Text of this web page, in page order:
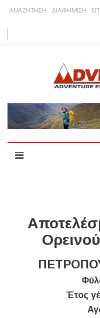
ΑΝΑΖΗΤΗΣΗ ΔΙΑΦΗΜΙΣΗ
Έτος